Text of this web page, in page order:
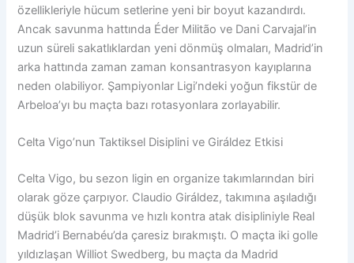
özellikleriyle hücum setlerine yeni bir boyut kazandırdı.
Ancak savunma hattında Éder Militão ve Dani Carvajal’in
uzun süreli sakatlıklardan yeni dönmüş olmaları, Madrid’in
arka hattında zaman zaman konsantrasyon kayıplarına
neden olabiliyor. Şampiyonlar Ligi’ndeki yoğun fikstür de
Arbeloa’yı bu maçta bazı rotasyonlara zorlayabilir.
Celta Vigo’nun Taktiksel Disiplini ve Giráldez Etkisi
Celta Vigo, bu sezon ligin en organize takımlarından biri
olarak göze çarpıyor. Claudio Giráldez, takımına aşıladığı
düşük blok savunma ve hızlı kontra atak disipliniyle Real
Madrid’i Bernabéu’da çaresiz bırakmıştı. O maçta iki golle
yıldızlaşan Williot Swedberg, bu maçta da Madrid